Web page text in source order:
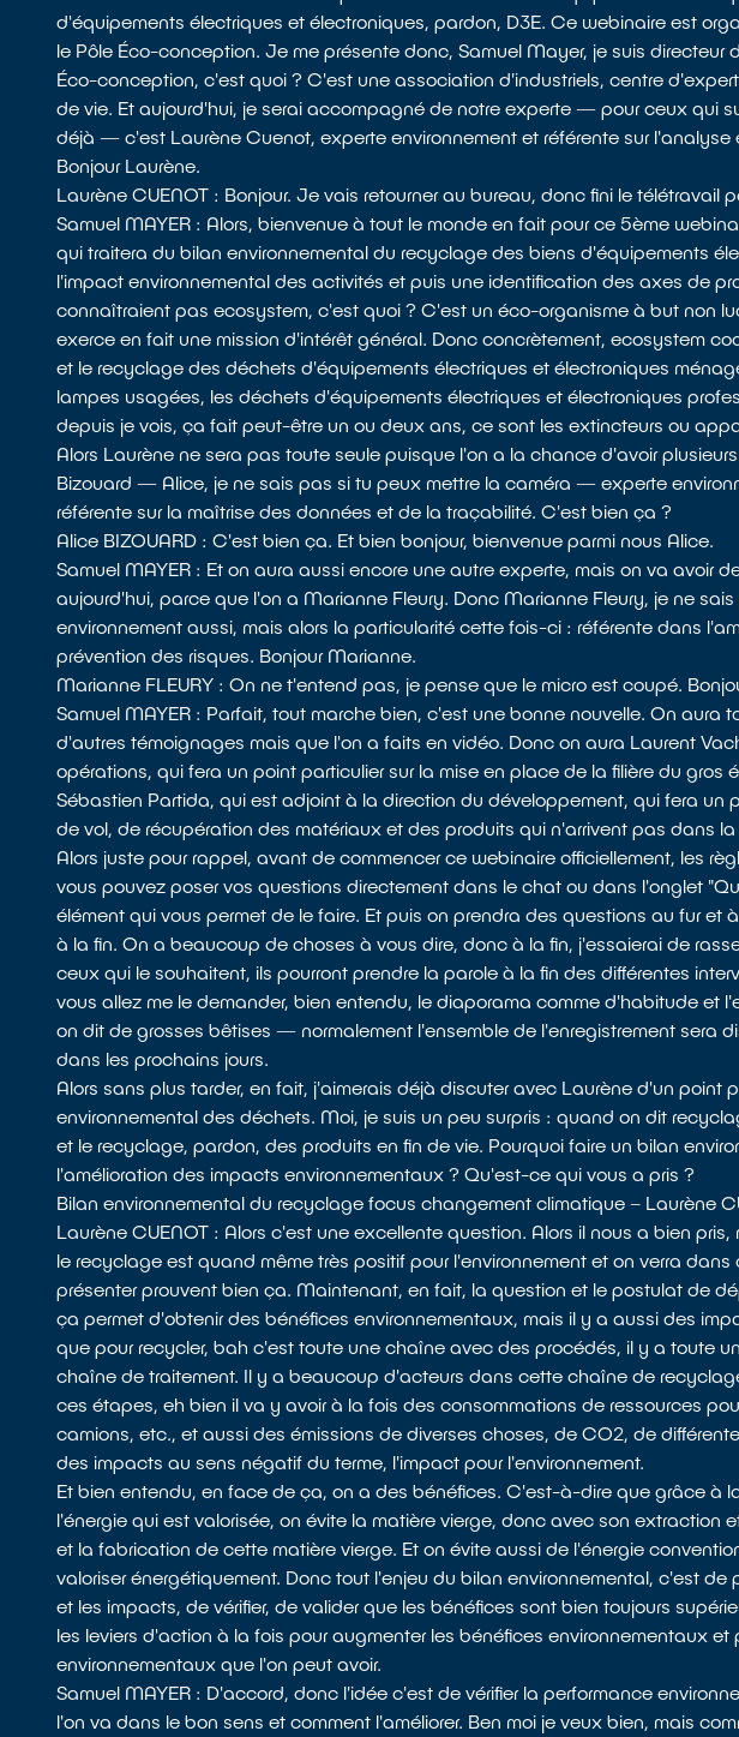
d'équipements électriques et électroniques, pardon, D3E. Ce webinaire est
le Pôle Éco-conception. Je me présente donc, Samuel Mayer, je suis directeur
Éco-conception, c'est quoi ? C'est une association d'industriels, centre
de vie. Et aujourd'hui, je serai accompagné de notre experte — pour ceux qui
déjà — c'est Laurène Cuenot, experte environnement et référente sur l'analyse
Bonjour Laurène.
Laurène CUENOT : Bonjour. Je vais retourner au bureau, donc fini le télétravail
Samuel MAYER : Alors, bienvenue à tout le monde en fait pour ce 5ème
qui traitera du bilan environnemental du recyclage des biens d'équipements
l'impact environnemental des activités et puis une identification des axes de
connaîtraient pas ecosystem, c'est quoi ? C'est un éco-organisme à but non
exerce en fait une mission d'intérêt général. Donc concrètement, ecosystem
et le recyclage des déchets d'équipements électriques et électroniques
lampes usagées, les déchets d'équipements électriques et électroniques
depuis je vois, ça fait peut-être un ou deux ans, ce sont les extincteurs ou
Alors Laurène ne sera pas toute seule puisque l'on a la chance d'avoir
Bizouard — Alice, je ne sais pas si tu peux mettre la caméra — experte
référente sur la maîtrise des données et de la traçabilité. C'est bien ça ?
Alice BIZOUARD : C'est bien ça. Et bien bonjour, bienvenue parmi nous Alice.
Samuel MAYER : Et on aura aussi encore une autre experte, mais on va avoir
aujourd'hui, parce que l'on a Marianne Fleury. Donc Marianne Fleury, je ne
environnement aussi, mais alors la particularité cette fois-ci : référente dans
prévention des risques. Bonjour Marianne.
Marianne FLEURY : On ne t'entend pas, je pense que le micro est coupé.
Samuel MAYER : Parfait, tout marche bien, c'est une bonne nouvelle. On aura
d'autres témoignages mais que l'on a faits en vidéo. Donc on aura Laurent
opérations, qui fera un point particulier sur la mise en place de la filière du gros
Sébastien Partida, qui est adjoint à la direction du développement, qui fera un
de vol, de récupération des matériaux et des produits qui n'arrivent pas dans la
Alors juste pour rappel, avant de commencer ce webinaire officiellement, les
vous pouvez poser vos questions directement dans le chat ou dans l'onglet
élément qui vous permet de le faire. Et puis on prendra des questions au fur et
à la fin. On a beaucoup de choses à vous dire, donc à la fin, j'essaierai de
ceux qui le souhaitent, ils pourront prendre la parole à la fin des différentes
vous allez me le demander, bien entendu, le diaporama comme d'habitude et
on dit de grosses bêtises — normalement l'ensemble de l'enregistrement sera
dans les prochains jours.
Alors sans plus tarder, en fait, j'aimerais déjà discuter avec Laurène d'un point
environnemental des déchets. Moi, je suis un peu surpris : quand on dit
et le recyclage, pardon, des produits en fin de vie. Pourquoi faire un bilan
l'amélioration des impacts environnementaux ? Qu'est-ce qui vous a pris ?
Bilan environnemental du recyclage focus changement climatique – Laurène
Laurène CUENOT : Alors c'est une excellente question. Alors il nous a bien
le recyclage est quand même très positif pour l'environnement et on verra
présenter prouvent bien ça. Maintenant, en fait, la question et le postulat de
ça permet d'obtenir des bénéfices environnementaux, mais il y a aussi des
que pour recycler, bah c'est toute une chaîne avec des procédés, il y a toute
chaîne de traitement. Il y a beaucoup d'acteurs dans cette chaîne de
ces étapes, eh bien il va y avoir à la fois des consommations de ressources
camions, etc., et aussi des émissions de diverses choses, de CO2, de
des impacts au sens négatif du terme, l'impact pour l'environnement.
Et bien entendu, en face de ça, on a des bénéfices. C'est-à-dire que grâce à
l'énergie qui est valorisée, on évite la matière vierge, donc avec son extraction
et la fabrication de cette matière vierge. Et on évite aussi de l'énergie
valoriser énergétiquement. Donc tout l'enjeu du bilan environnemental, c'est
et les impacts, de vérifier, de valider que les bénéfices sont bien toujours
les leviers d'action à la fois pour augmenter les bénéfices environnementaux et
environnementaux que l'on peut avoir.
Samuel MAYER : D'accord, donc l'idée c'est de vérifier la performance
l'on va dans le bon sens et comment l'améliorer. Ben moi je veux bien, mais